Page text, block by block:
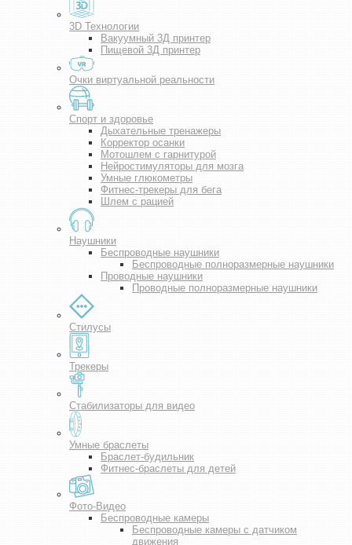
3D Технологии
Вакуумный 3Д принтер
Пищевой 3Д принтер
Очки виртуальной реальности
Спорт и здоровье
Дыхательные тренажеры
Корректор осанки
Мотошлем с гарнитурой
Нейростимуляторы для мозга
Умные глюкометры
Фитнес-трекеры для бега
Шлем с рацией
Наушники
Беспроводные наушники
Беспроводные полноразмерные наушники
Проводные наушники
Проводные полноразмерные наушники
Стилусы
Трекеры
Стабилизаторы для видео
Умные браслеты
Браслет-будильник
Фитнес-браслеты для детей
Фото-Видео
Беспроводные камеры
Беспроводные камеры с датчиком
движения